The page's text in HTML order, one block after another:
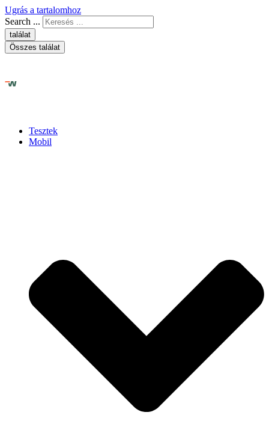
Ugrás a tartalomhoz
Search ...
találat
Összes találat
Tesztek
Mobil